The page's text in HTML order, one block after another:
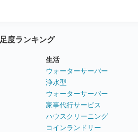
度ランキング
生活
ウォーターサーバー
浄水型
ウォーターサーバー
家事代行サービス
ハウスクリーニング
コインランドリー